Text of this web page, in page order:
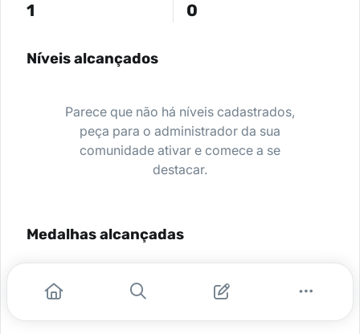
1 0
Níveis alcançados
Parece que não há níveis cadastrados,
peça para o administrador da sua
comunidade ativar e comece a se
destacar.
Medalhas alcançadas
Nenhuma medalha encontrada